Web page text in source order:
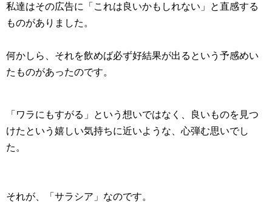
私達はその広告に「これは良いかもしれない」と直感する
ものがありました。
何かしら、それを飲めば必ず好結果が出るという予感めい
たものがあったのです。
「ワラにもすがる」という想いではなく、良いものを見つ
けたという嬉しい気持ちに近いような、心弾む思いでし
た。
それが、「サラシア」なのです。